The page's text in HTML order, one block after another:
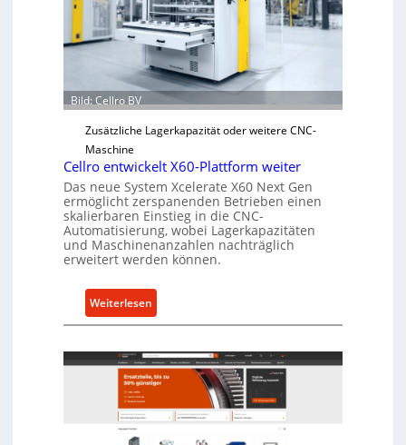
h
e
Ü
r
a
s
t
s
c
u
t
z
ü
r
n
Bild: Cellro BV
Zusätzliche Lagerkapazität oder weitere CNC-
Maschine
Cellro entwickelt X60-Plattform weiter
Das neue System Xcelerate X60 Next Gen
ermöglicht zerspanenden Betrieben einen
skalierbaren Einstieg in die CNC-
Automatisierung, wobei Lagerkapazitäten
und Maschinenanzahlen nachträglich
erweitert werden können.
Weiterlesen:
C
l
l